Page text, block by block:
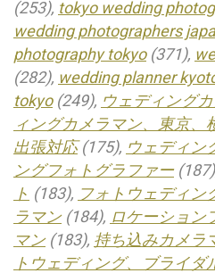
(253), tokyo wedding
wedding photographers
photography tokyo(371),
(282), wedding planner
tokyo(249), ウェディング
ィングカメラマン、東京
出張対応(175), ウェディン
ングフォトグラファー
ト (183), フォトウェディン
ラマン(184), ロケーション
マン(183), 持ち込みカメラ
トウェディング、ブライ